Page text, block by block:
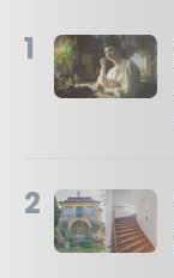
1
2